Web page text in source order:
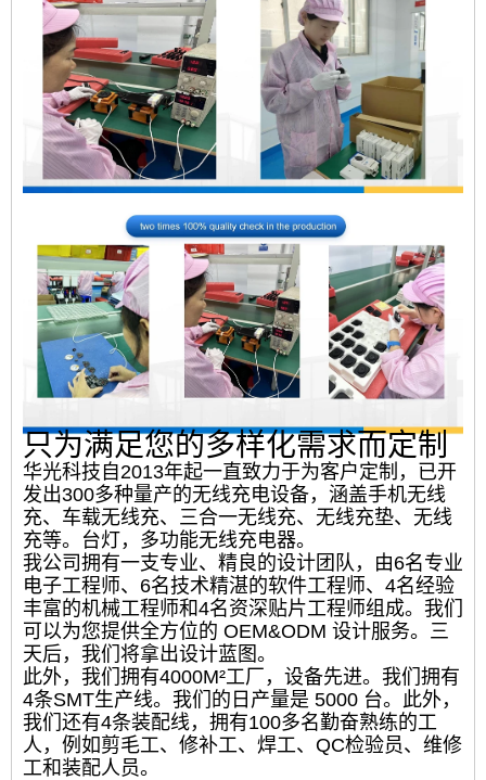
只为满足您的多样化需求而定制
华光科技自2013年起一直致力于为客户定制，已开
发出300多种量产的无线充电设备，涵盖手机无线
充、车载无线充、三合一无线充、无线充垫、无线
充等。台灯，多功能无线充电器。
我公司拥有一支专业、精良的设计团队，由6名专业
电子工程师、6名技术精湛的软件工程师、4名经验
丰富的机械工程师和4名资深贴片工程师组成。我们
可以为您提供全方位的 OEM&ODM 设计服务。三
天后，我们将拿出设计蓝图。
此外，我们拥有4000M²工厂，设备先进。我们拥有
4条SMT生产线。我们的日产量是 5000 台。此外，
我们还有4条装配线，拥有100多名勤奋熟练的工
人，例如剪毛工、修补工、焊工、QC检验员、维修
工和装配人员。